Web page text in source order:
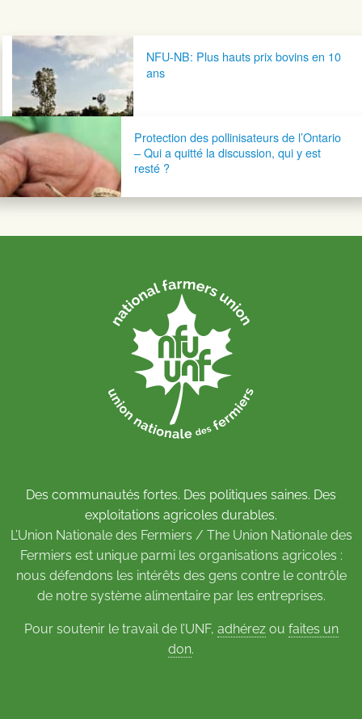
Navigation postaleNFU-NB: Plus hauts prix bovins en 10
ans
Protection des pollinisateurs de l’Ontario
– Qui a quitté la discussion, qui y est
resté ?
Des communautés fortes. Des politiques saines. Des
exploitations agricoles durables.
L’Union Nationale des Fermiers / The Union Nationale des
Fermiers est unique parmi les organisations agricoles :
nous défendons les intérêts des gens contre le contrôle
de notre système alimentaire par les entreprises.
Pour soutenir le travail de l’UNF, adhérezou faites un
don.